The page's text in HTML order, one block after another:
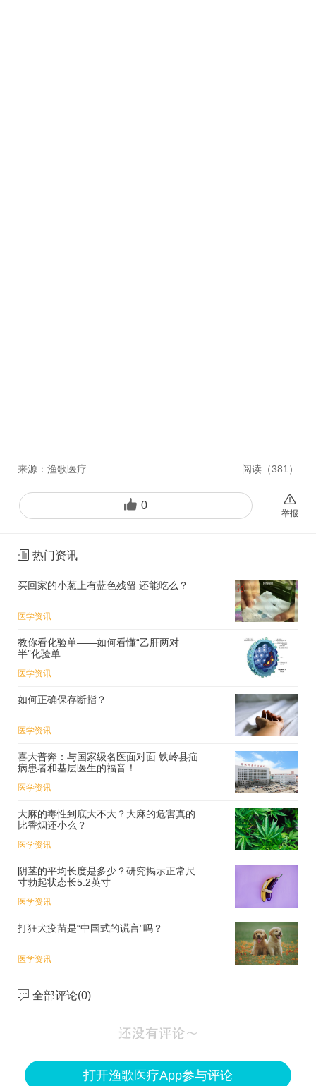
来源： 渔歌医疗 阅读（381 ）
0
举报
热门资讯
买回家的小葱上有蓝色残留 还能吃么？
医学资讯
教你看化验单——如何看懂“乙肝两对
半”化验单
医学资讯
如何正确保存断指？
医学资讯
喜大普奔：与国家级名医面对面 铁岭县疝
病患者和基层医生的福音！
医学资讯
大麻的毒性到底大不大？大麻的危害真的
比香烟还小么？
医学资讯
阴茎的平均长度是多少？研究揭示正常尺
寸勃起状态长5.2英寸
医学资讯
打狂犬疫苗是“中国式的谎言”吗？
医学资讯
全部评论(0)
打开渔歌医疗App参与评论